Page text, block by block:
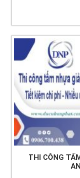
THI CÔNG